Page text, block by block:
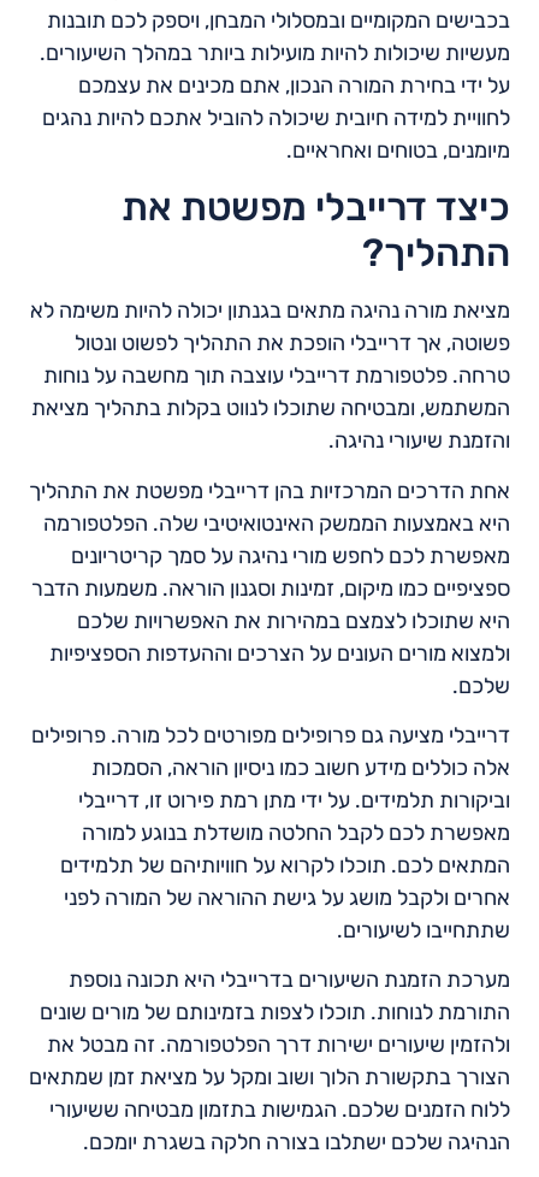
בכבישים המקומיים ובמסלולי המבחן, ויספק לכם תובנות
מעשיות שיכולות להיות מועילות ביותר במהלך השיעורים.
על ידי בחירת המורה הנכון, אתם מכינים את עצמכם
לחוויית למידה חיובית שיכולה להוביל אתכם להיות נהגים
מיומנים, בטוחים ואחראיים.
כיצד דרייבלי מפשטת את
התהליך?
מציאת מורה נהיגה מתאים בגנתון יכולה להיות משימה לא
פשוטה, אך דרייבלי הופכת את התהליך לפשוט ונטול
טרחה. פלטפורמת דרייבלי עוצבה תוך מחשבה על נוחות
המשתמש, ומבטיחה שתוכלו לנווט בקלות בתהליך מציאת
והזמנת שיעורי נהיגה.
אחת הדרכים המרכזיות בהן דרייבלי מפשטת את התהליך
היא באמצעות הממשק האינטואיטיבי שלה. הפלטפורמה
מאפשרת לכם לחפש מורי נהיגה על סמך קריטריונים
ספציפיים כמו מיקום, זמינות וסגנון הוראה. משמעות הדבר
היא שתוכלו לצמצם במהירות את האפשרויות שלכם
ולמצוא מורים העונים על הצרכים וההעדפות הספציפיות
שלכם.
דרייבלי מציעה גם פרופילים מפורטים לכל מורה. פרופילים
אלה כוללים מידע חשוב כמו ניסיון הוראה, הסמכות
וביקורות תלמידים. על ידי מתן רמת פירוט זו, דרייבלי
מאפשרת לכם לקבל החלטה מושדלת בנוגע למורה
המתאים לכם. תוכלו לקרוא על חוויותיהם של תלמידים
אחרים ולקבל מושג על גישת ההוראה של המורה לפני
שתתחייבו לשיעורים.
מערכת הזמנת השיעורים בדרייבלי היא תכונה נוספת
התורמת לנוחות. תוכלו לצפות בזמינותם של מורים שונים
ולהזמין שיעורים ישירות דרך הפלטפורמה. זה מבטל את
הצורך בתקשורת הלוך ושוב ומקל על מציאת זמן שמתאים
ללוח הזמנים שלכם. הגמישות בתזמון מבטיחה ששיעורי
הנהיגה שלכם ישתלבו בצורה חלקה בשגרת יומכם.